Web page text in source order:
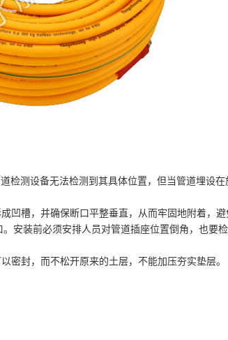
检测设备无法检测到其具体位置，但当管道埋设
凹槽，并确保断口平整垂直，从而牢固地附着，避
安装前必须安排人员对管道插座位置倒角，也要
密封，而不松开原来的土层，不能加压夯实垫层。